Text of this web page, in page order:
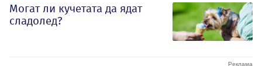
Могат ли кучетата да ядат
сладолед?